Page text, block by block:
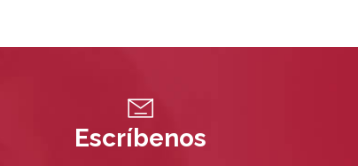
Escríbenos